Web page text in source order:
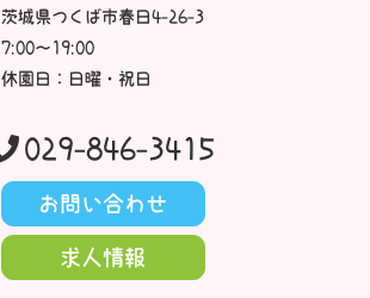
茨城県つくば市春日4-26-3
7:00～19:00
休園日：日曜・祝日
029-846-3415
お問い合わせ
求人情報